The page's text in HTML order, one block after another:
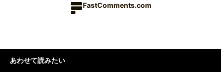
FastComments.com
あわせて読みたい